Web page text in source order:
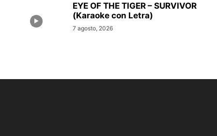
EYE OF THE TIGER – SURVIVOR
(Karaoke con Letra)
7 agosto, 2026